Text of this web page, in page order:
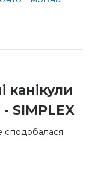
канікули
SIMPLEX
сподобалася